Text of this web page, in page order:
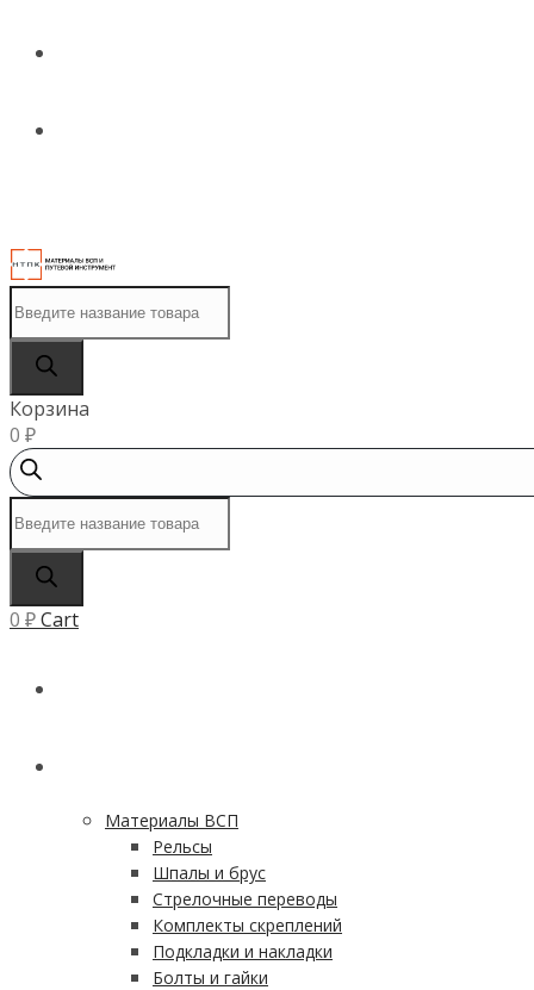
товаров
Корзина
0 ₽
товаров
0 ₽Cart
Материалы ВСП
Рельсы
Шпалы и брус
Стрелочные переводы
Комплекты скреплений
Подкладки и накладки
Болты и гайки